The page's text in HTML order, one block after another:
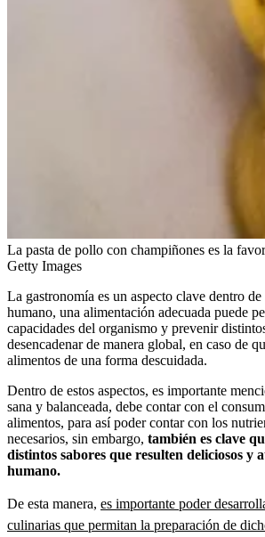
La pasta de pollo con champiñones es la
Getty Images
La gastronomía es un aspecto clave dentro
humano, una alimentación adecuada puede
capacidades del organismo y prevenir
desencadenar de manera global, en caso de
alimentos de una forma descuidada.
Dentro de estos aspectos, es importante
sana y balanceada, debe contar con el
alimentos, para así poder contar con los
necesarios, sin embargo, también es clave
distintos sabores que resulten deliciosos y
humano.
De esta manera, es importante poder
culinarias que permitan la preparación de